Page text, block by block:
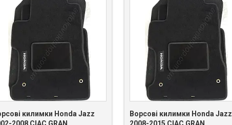
килимки Honda Jazz
2008 CIAC GRAN
Ворсові килимки Honda Jazz
2008-2015 CIAC GRAN